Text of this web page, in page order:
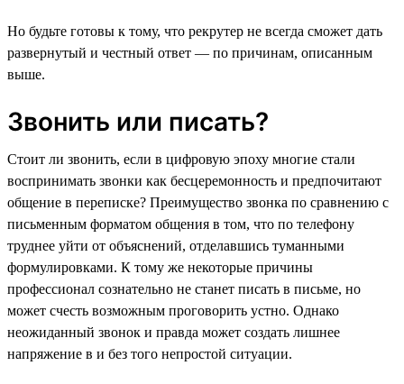
Но будьте готовы к тому, что рекрутер не всегда сможет дать
развернутый и честный ответ — по причинам, описанным
выше.
Звонить или писать?
Стоит ли звонить, если в цифровую эпоху многие стали
воспринимать звонки как бесцеремонность и предпочитают
общение в переписке? Преимущество звонка по сравнению с
письменным форматом общения в том, что по телефону
труднее уйти от объяснений, отделавшись туманными
формулировками. К тому же некоторые причины
профессионал сознательно не станет писать в письме, но
может счесть возможным проговорить устно. Однако
неожиданный звонок и правда может создать лишнее
напряжение в и без того непростой ситуации.